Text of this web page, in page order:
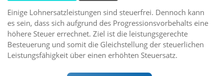
Einige Lohnersatzleistungen sind steuerfrei. Dennoch kann
es sein, dass sich aufgrund des Progressionsvorbehalts eine
höhere Steuer errechnet. Ziel ist die leistungsgerechte
Besteuerung und somit die Gleichstellung der steuerlichen
Leistungsfähigkeit über einen erhöhten Steuersatz.